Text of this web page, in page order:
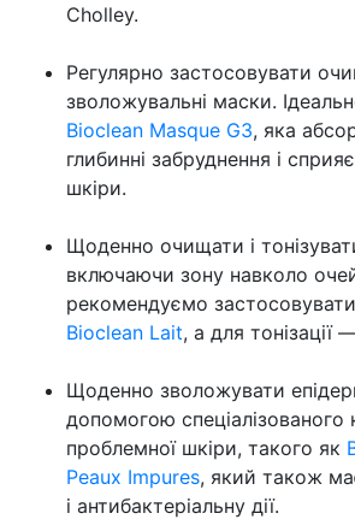
Cholley.
Регулярно застосовувати
зволожувальні маски.
Bioclean Masque G3, яка
глибинні забруднення і
шкіри.
Щоденно очищати і
включаючи зону навколо
рекомендуємо
Bioclean Lait, а для тонізації
Щоденно зволожувати
допомогою спеціалізованого
проблемної шкіри, такого як
Peaux Impures, який також
і антибактеріальну дії.